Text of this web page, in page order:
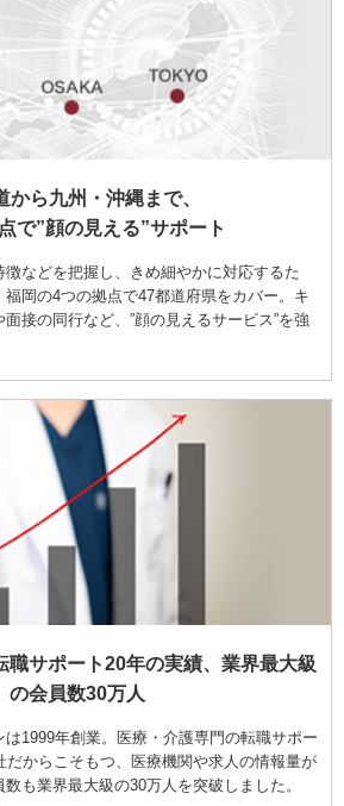
から九州・沖縄まで、
で”顔の見える”サポート
などを把握し、きめ細やかに対応するた
岡の4つの拠点で47都道府県をカバー。キ
接の同行など、”顔の見えるサービス”を強
職サポート20年の実績、業界最大級
の会員数30万人
1999年創業。医療・介護専門の転職サポー
だからこそもつ、医療機関や求人の情報量が
も業界最大級の30万人を突破しました。